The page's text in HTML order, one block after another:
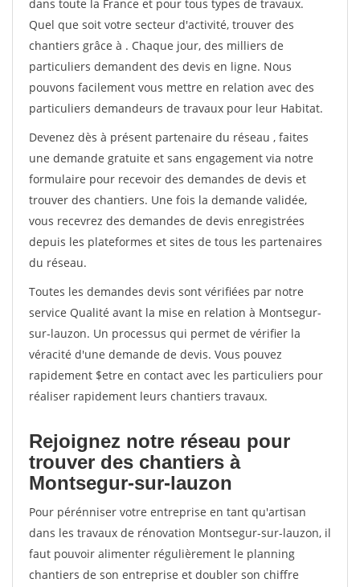
dans toute la France et pour tous types de travaux.
Quel que soit votre secteur d'activité, trouver des
chantiers grâce à . Chaque jour, des milliers de
particuliers demandent des devis en ligne. Nous
pouvons facilement vous mettre en relation avec des
particuliers demandeurs de travaux pour leur Habitat.
Devenez dès à présent partenaire du réseau , faites
une demande gratuite et sans engagement via notre
formulaire pour recevoir des demandes de devis et
trouver des chantiers. Une fois la demande validée,
vous recevrez des demandes de devis enregistrées
depuis les plateformes et sites de tous les partenaires
du réseau.
Toutes les demandes devis sont vérifiées par notre
service Qualité avant la mise en relation à Montsegur-
sur-lauzon. Un processus qui permet de vérifier la
véracité d'une demande de devis. Vous pouvez
rapidement $etre en contact avec les particuliers pour
réaliser rapidement leurs chantiers travaux.
Rejoignez notre réseau pour
trouver des chantiers à
Montsegur-sur-lauzon
Pour pérénniser votre entreprise en tant qu'artisan
dans les travaux de rénovation Montsegur-sur-lauzon, il
faut pouvoir alimenter régulièrement le planning
chantiers de son entreprise et doubler son chiffre